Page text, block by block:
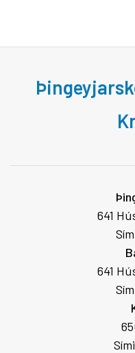
641
641